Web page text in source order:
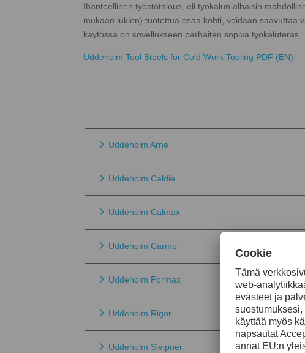
Ihanteellinen työstötalous, eli työkalun alhaisin
mukaan lukien) tuotettua osaa kohti, voidaan saavuttaa
käytössä on sovellukseen parhaiten sopiva työkaluteräs.
Uddeholm Tool Steels for Cold Work Tooling PDF (EN)
Uddeholm Arne
Uddeholm Caldie
Uddeholm Calmax
Uddeholm Carmo
Uddeholm Formax
Uddeholm Rigor
Uddeholm Sleipner